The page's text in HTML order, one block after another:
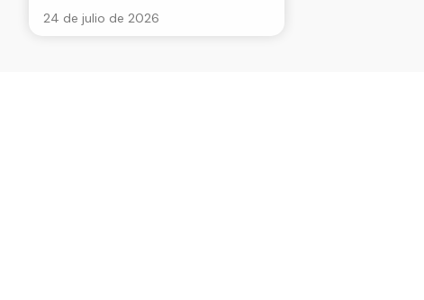
24 de julio de 2026